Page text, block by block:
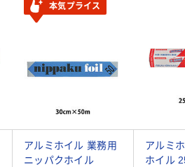
本気プライス
アルミホイル 業務用
ニッパクホイル
アルミ
ホイル